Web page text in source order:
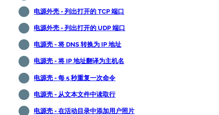
电源外壳 - 列出打开的 TCP 端口
电源外壳 - 列出打开的 UDP 端口
电源壳 - 将 DNS 转换为 IP 地址
电源壳 - 将 IP 地址翻译为主机名
电源壳 - 每 5 秒重复一次命令
电源壳 - 从文本文件中读取行
电源壳 - 在活动目录中添加用户照片